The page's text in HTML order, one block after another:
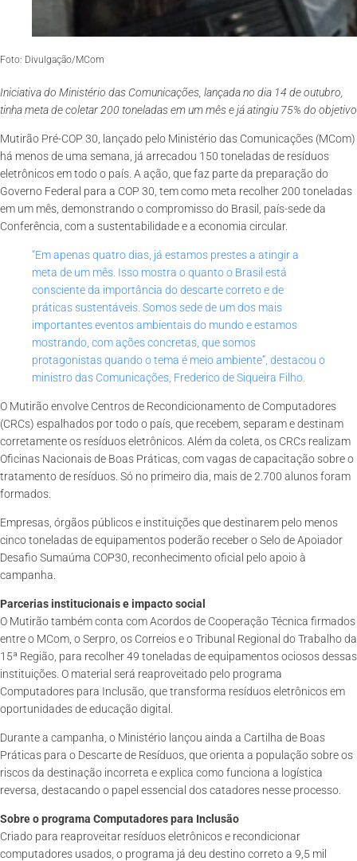
Foto: Divulgação/MCom
Iniciativa do Ministério das Comunicações, lançada no dia 14 de outubro,
tinha meta de coletar 200 toneladas em um mês e já atingiu 75% do objetivo
Mutirão Pré-COP 30, lançado pelo Ministério das Comunicações (MCom)
há menos de uma semana, já arrecadou 150 toneladas de resíduos
eletrônicos em todo o país. A ação, que faz parte da preparação do
Governo Federal para a COP 30, tem como meta recolher 200 toneladas
em um mês, demonstrando o compromisso do Brasil, país-sede da
Conferência, com a sustentabilidade e a economia circular.
“Em apenas quatro dias, já estamos prestes a atingir a
meta de um mês. Isso mostra o quanto o Brasil está
consciente da importância do descarte correto e de
práticas sustentáveis. Somos sede de um dos mais
importantes eventos ambientais do mundo e estamos
mostrando, com ações concretas, que somos
protagonistas quando o tema é meio ambiente”, destacou o
ministro das Comunicações, Frederico de Siqueira Filho.
O Mutirão envolve Centros de Recondicionamento de Computadores
(CRCs) espalhados por todo o país, que recebem, separam e destinam
corretamente os resíduos eletrônicos. Além da coleta, os CRCs realizam
Oficinas Nacionais de Boas Práticas, com vagas de capacitação sobre o
tratamento de resíduos. Só no primeiro dia, mais de 2.700 alunos foram
formados.
Empresas, órgãos públicos e instituições que destinarem pelo menos
cinco toneladas de equipamentos poderão receber o Selo de Apoiador
Desafio Sumaúma COP30, reconhecimento oficial pelo apoio à
campanha.
Parcerias institucionais e impacto social
O Mutirão também conta com Acordos de Cooperação Técnica firmados
entre o MCom, o Serpro, os Correios e o Tribunal Regional do Trabalho da
15ª Região, para recolher 49 toneladas de equipamentos ociosos dessas
instituições. O material será reaproveitado pelo programa
Computadores para Inclusão, que transforma resíduos eletrônicos em
oportunidades de educação digital.
Durante a campanha, o Ministério lançou ainda a Cartilha de Boas
Práticas para o Descarte de Resíduos, que orienta a população sobre os
riscos da destinação incorreta e explica como funciona a logística
reversa, destacando o papel essencial dos catadores nesse processo.
Sobre o programa Computadores para Inclusão
Criado para reaproveitar resíduos eletrônicos e recondicionar
computadores usados, o programa já deu destino correto a 9,5 mil